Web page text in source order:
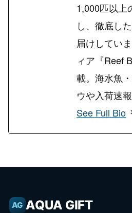
1,000匹以上
し、徹底し
届けしてい
ィア『Reef
載。海水魚
ウや入荷速
See Full Bio
AG AQUA GIFT